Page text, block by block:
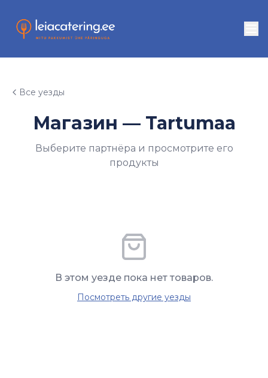
Все уезды
Магазин — Tartumaa
Выберите партнёра и просмотрите его
продукты
В этом уезде пока нет товаров.
Посмотреть другие уезды